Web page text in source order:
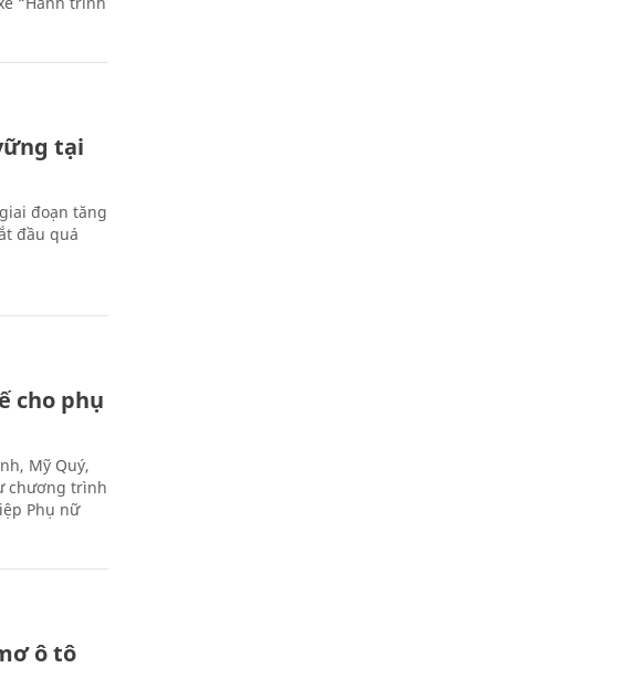
tại
đoạn tăng
đầu quá
cho phụ
Mỹ Quý,
chương trình
Phụ nữ
ô tô